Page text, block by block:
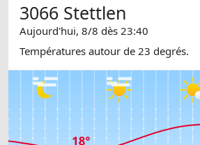
3066 Stettlen
Aujourd'hui, 8/8 dès 23:40
Températures autour de 23 degrés.